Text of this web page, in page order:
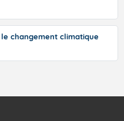
changement climatique